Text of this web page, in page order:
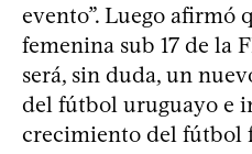
evento”. Luego afirmó
femenina sub 17 de la
será, sin duda, un
del fútbol uruguayo e
crecimiento del fútbol